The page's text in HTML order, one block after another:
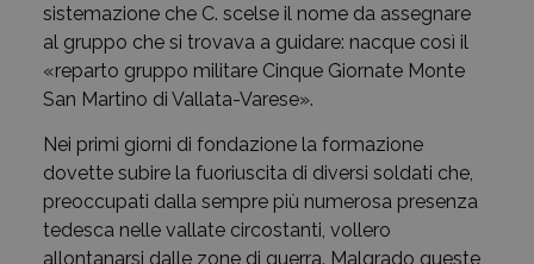
sistemazione che C. scelse il nome da assegnare
al gruppo che si trovava a guidare: nacque così il
«reparto gruppo militare Cinque Giornate Monte
San Martino di Vallata-Varese».
Nei primi giorni di fondazione la formazione
dovette subire la fuoriuscita di diversi soldati che,
preoccupati dalla sempre più numerosa presenza
tedesca nelle vallate circostanti, vollero
allontanarsi dalle zone di guerra. Malgrado queste